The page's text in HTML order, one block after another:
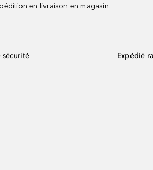
en livraison en magasin.
sécurité Expédié